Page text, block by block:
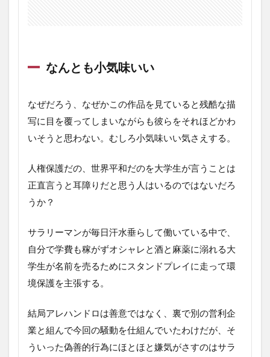
なんとも小気味いい
なぜだろう、なぜかこの作品を見ていると残酷な描
写に目を覆ってしまいながらも彼らをそれほどかわ
いそうと思わない。むしろ小気味いい気さえする。
人権保護だの、世界平和だのを大学生が言うことは
正直言うと耳障りだと思う人はいるのではないだろ
うか？
サラリーマンが毎日汗水垂らして働いている中で、
自分で学費も稼がずオシャレと酒と麻薬に溺れる大
学生が名前を売るためにスタンドプレイに走って環
境保護を主張する。
結局アレハンドロは善意ではなく、裏で別の営利企
業と組んで今回の騒動を仕組んでいたわけだが、そ
ういった偽善的行為にほとほと嫌気がさすのはサラ